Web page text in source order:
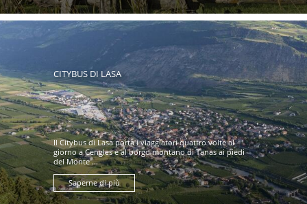
CITYBUS DI LASA
Il Citybus di Lasa porta i viaggiatori quattro volte al
giorno a Cengles e al borgo montano di Tanas ai piedi
del Monte ...
Saperne di più